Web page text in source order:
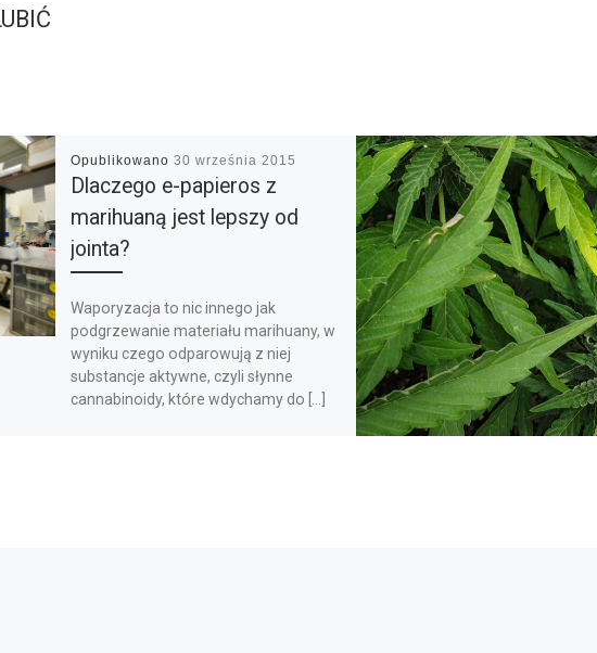
Opublikowano 30 września 2015
Dlaczego e-papieros z
marihuaną jest lepszy od
jointa?
Waporyzacja to nic innego jak
podgrzewanie materiału marihuany, w
wyniku czego odparowują z niej
substancje aktywne, czyli słynne
cannabinoidy, które wdychamy do […]